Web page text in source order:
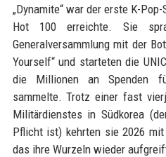
„Dynamite“ war der erste K-
Hot 100 erreichte. Sie
Generalversammlung mit der
Yourself“ und starteten die
die Millionen an Spenden
sammelte. Trotz einer fast
Militärdienstes in Südkorea
Pflicht ist) kehrten sie 2026 mit
das ihre Wurzeln wieder